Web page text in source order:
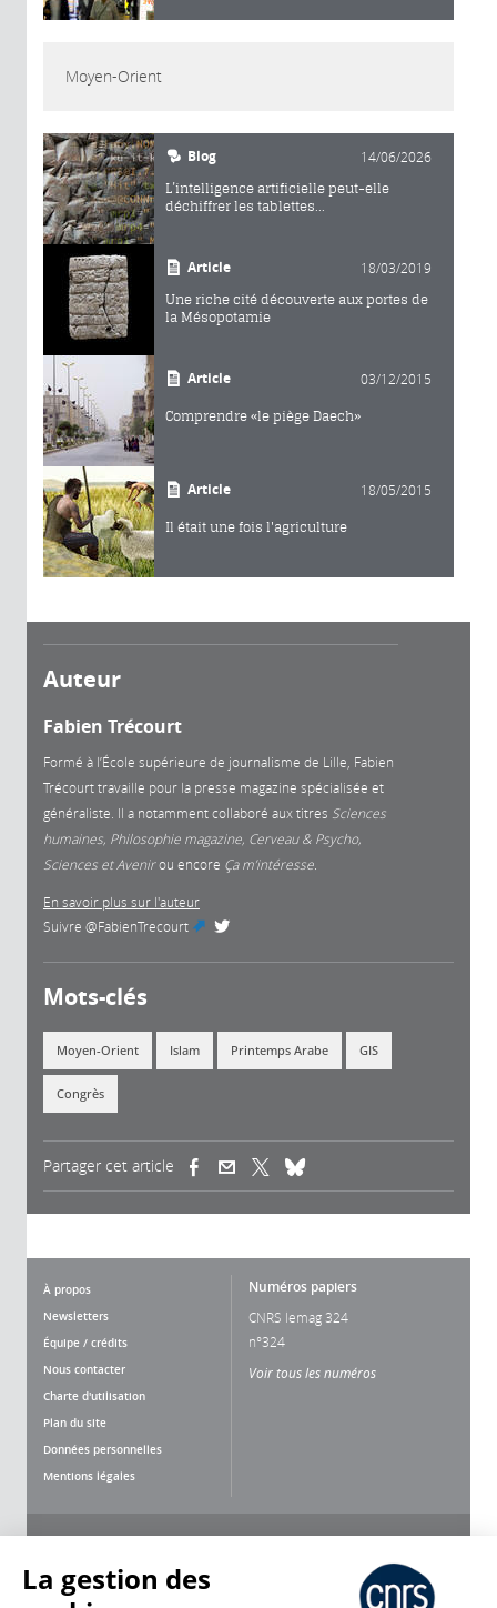
Moyen-Orient
Blog 14/06/2026
L’intelligence artificielle peut-elle
déchiffrer les tablettes...
Article 18/03/2019
Une riche cité découverte aux portes de
la Mésopotamie
Article 03/12/2015
Comprendre «le piège Daech»
Article 18/05/2015
Il était une fois l'agriculture
Auteur
Fabien Trécourt
Formé à l’École supérieure de journalisme de Lille, Fabien
Trécourt travaille pour la presse magazine spécialisée et
généraliste. Il a notamment collaboré aux titres Sciences
humaines, Philosophie magazine, Cerveau & Psycho,
Sciences et Avenirou encore Ça m’intéresse.
En savoir plus sur l'auteur
Suivre @FabienTrecourt (link is external)
Mots-clés
Moyen-Orient Islam Printemps Arabe GIS
Congrès
Partager cet article (link is external)(link is external)
À propos
Newsletters
Équipe / crédits
Nous contacter
Charte d'utilisation
Plan du site
Données personnelles
Mentions légales
Numéros papiers
CNRS lemag 324
n°324
Voir tous les numéros
La gestion des